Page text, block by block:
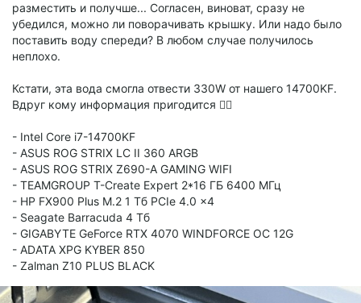
разместить и получше... Согласен, виноват, сразу не
убедился, можно ли поворачивать крышку. Или надо было
поставить воду спереди? В любом случае получилось
неплохо.
Кстати, эта вода смогла отвести 330W от нашего 14700KF.
Вдруг кому информация пригодится 🤷‍♂
- Intel Core i7-14700KF
- ASUS ROG STRIX LC II 360 ARGB
- ASUS ROG STRIX Z690-A GAMING WIFI
- TEAMGROUP T-Create Expert 2*16 ГБ 6400 МГц
- HP FX900 Plus M.2 1 Тб PCIe 4.0 x4
- Seagate Barracuda 4 Тб
- GIGABYTE GeForce RTX 4070 WINDFORCE OC 12G
- ADATA XPG KYBER 850
- Zalman Z10 PLUS BLACK